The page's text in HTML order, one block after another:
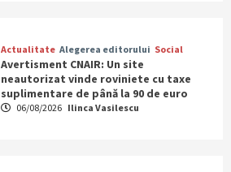
Actualitate Alegerea editorului Social
Avertisment CNAIR: Un site
neautorizat vinde roviniete cu taxe
suplimentare de până la 90 de euro
06/08/2026 Ilinca Vasilescu